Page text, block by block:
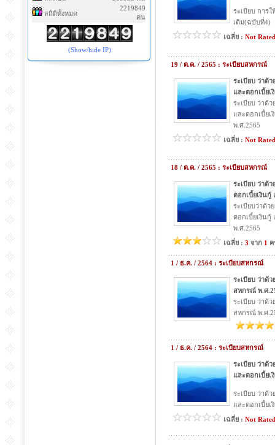
สถิติทั้งหมด
2219849
คน
(Show/hide IP)
ระเบียบ การ
เติม(ฉบับที่4)
เฉลี่ย : Not Rated
19 / ต.ค. / 2565 : ระเบียบสหกรณ์
ระเบียบ ว่าด้
และดอกเบี้ยเ
ระเบียบ ว่าด้
และดอกเบี้ย
พ.ศ.2565
เฉลี่ย : Not Rated
18 / ต.ค. / 2565 : ระเบียบสหกรณ์
ระเบียบ ว่าด้
ดอกเบี้ยเงินกู้
ระเบียบว่าด้ว
ดอกเบี้ยเงินกู้
พ.ศ.2565
เฉลี่ย : 3 จาก 1 ค
1 / ธ.ค. / 2564 : ระเบียบสหกรณ์
ระเบียบ ว่าด้
สหกรณ์ พ.ศ
ระเบียบ ว่าด้
สหกรณ์ พ.ศ
1 / ธ.ค. / 2564 : ระเบียบสหกรณ์
ระเบียบ ว่าด้
และดอกเบี้ยเ
ระเบียบ ว่าด้
และดอกเบี้ยเ
เฉลี่ย : Not Rated